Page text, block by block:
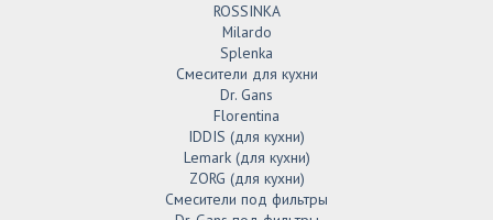
ROSSINKA
Milardo
Splenka
Смесители для кухни
Dr. Gans
Florentina
IDDIS (для кухни)
Lemark (для кухни)
ZORG (для кухни)
Смесители под фильтры